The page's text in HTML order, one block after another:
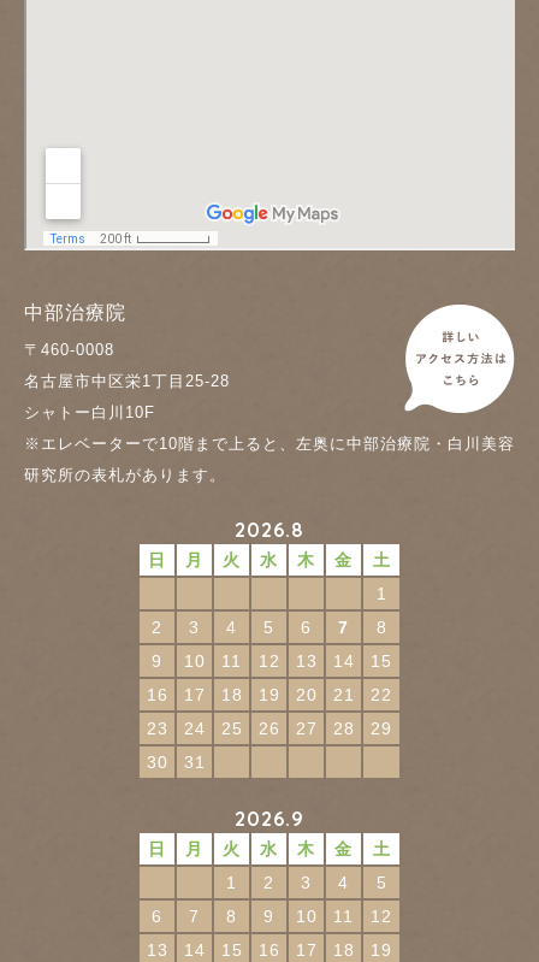
中部治療院
〒460-0008
名古屋市中区栄1丁目25-28
シャトー白川10F
※エレベーターで10階まで上ると、左奥に中部治療院・白川美容
研究所の表札があります。
2026.8
日 月 火 水 木 金
土
1
2
3 4 5 6 7
8
9
10 11 12 13 14
15
16
17 18 19 20 21
22
23
24 25 26 27 28
29
30
31
2026.9
日 月 火 水 木 金
土
1
2 3 4
5
6
7 8 9 10 11
12
13
14 15 16 17 18
19